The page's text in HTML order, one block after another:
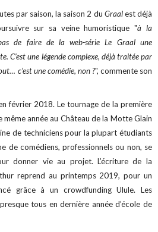
par saison, la saison 2 du Graalest déjà
sur sa veine humoristique "à la
de faire de la web-série Le Graal une
C’est une légende complexe, déjà traitée par
c’est une comédie, non ?", commente son
février 2018. Le tournage de la première
année au Château de la Motte Glain
de techniciens pour la plupart étudiants
de comédiens, professionnels ou non, se
donner vie au projet. L’écriture de la
reprend au printemps 2019, pour un
grâce à un crowdfunding Ulule. Les
tous en dernière année d’école de